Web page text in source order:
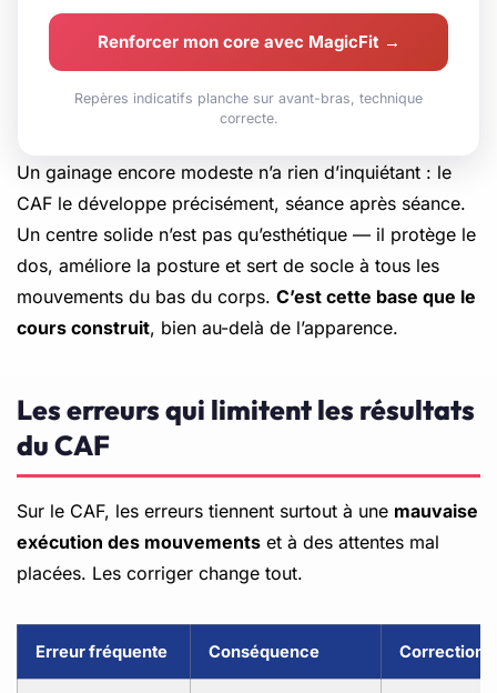
Renforcer mon core avec MagicFit →
Repères indicatifs planche sur avant-bras, technique
correcte.
Un gainage encore modeste n’a rien d’inquiétant : le
CAF le développe précisément, séance après séance.
Un centre solide n’est pas qu’esthétique — il protège le
dos, améliore la posture et sert de socle à tous les
mouvements du bas du corps. C’est cette base que le
cours construit, bien au-delà de l’apparence.
Les erreurs qui limitent les résultats
du CAF
Sur le CAF, les erreurs tiennent surtout à une mauvaise
exécution des mouvements et à des attentes mal
placées. Les corriger change tout.
Erreur fréquente Conséquence Correction